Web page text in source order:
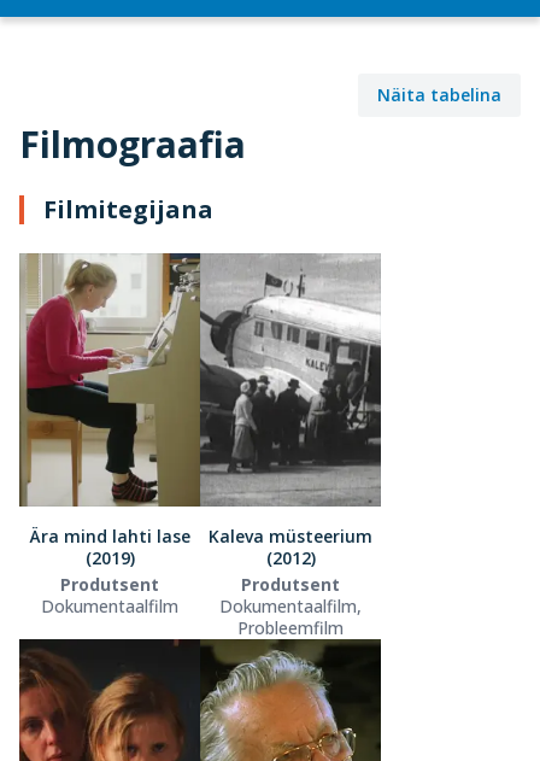
Filmograafia
Näita tabelina
Filmitegijana
Ära mind lahti lase
(2019)
Produtsent
Dokumentaalfilm
Kaleva müsteerium
(2012)
Produtsent
Dokumentaalfilm,
Probleemfilm